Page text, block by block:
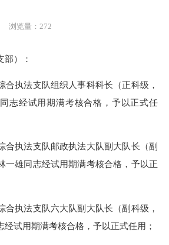
浏览量：272
部）：
合执法支队组织人事科科长（正科级，
志经试用期满考核合格，予以正式任
合执法支队邮政执法大队副大队长（副
一雄同志经试用期满考核合格，予以正
合执法支队六大队副大队长（副科级，
试用期满考核合格，予以正式任用；